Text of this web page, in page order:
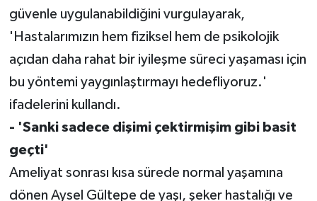
güvenle uygulanabildiğini vurgulayarak,
'Hastalarımızın hem fiziksel hem de psikolojik
açıdan daha rahat bir iyileşme süreci yaşaması için
bu yöntemi yaygınlaştırmayı hedefliyoruz.'
ifadelerini kullandı.
- 'Sanki sadece dişimi çektirmişim gibi basit
geçti'
Ameliyat sonrası kısa sürede normal yaşamına
dönen Aysel Gültepe de yaşı, şeker hastalığı ve